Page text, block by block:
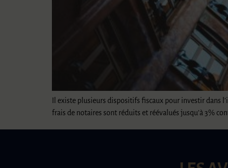
Il existe plusieurs dispositifs fiscaux pour investir dans
frais de notaires sont réduits et réévalués jusqu’à 3%